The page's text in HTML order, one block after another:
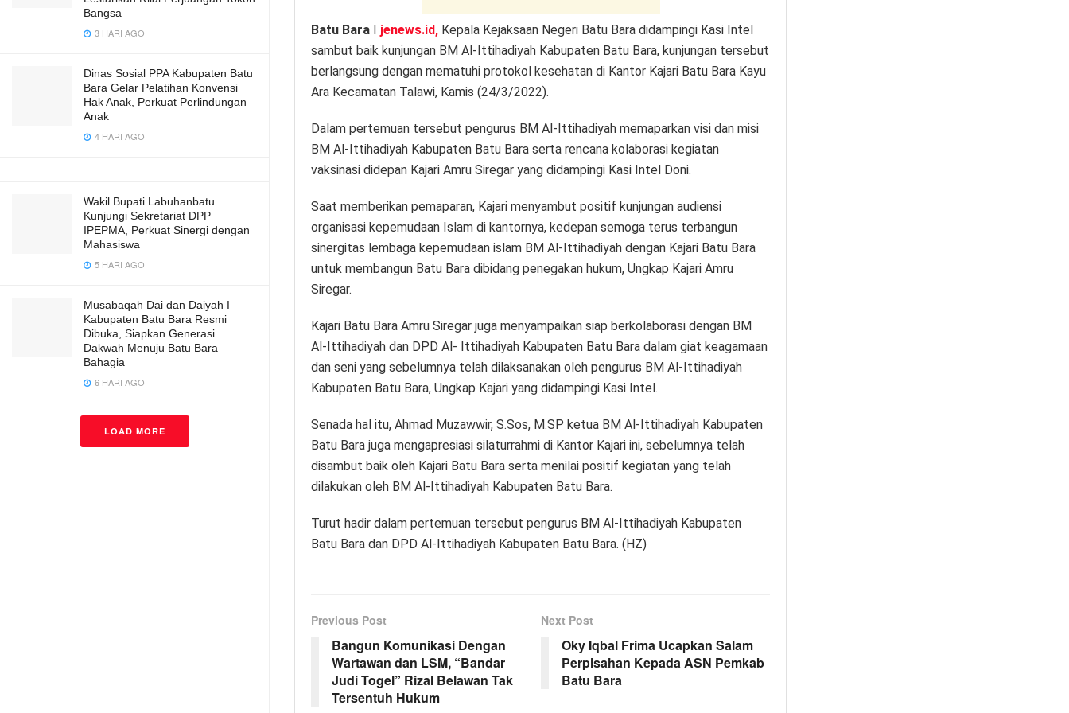
Bangsa
3 HARI AGO
Dinas Sosial PPA Kabupaten Batu
Bara Gelar Pelatihan Konvensi
Hak Anak, Perkuat Perlindungan
Anak
4 HARI AGO
Wakil Bupati Labuhanbatu
Kunjungi Sekretariat DPP
IPEPMA, Perkuat Sinergi dengan
Mahasiswa
5 HARI AGO
Musabaqah Dai dan Daiyah I
Kabupaten Batu Bara Resmi
Dibuka, Siapkan Generasi
Dakwah Menuju Batu Bara
Bahagia
6 HARI AGO
LOAD MORE
Batu Bara I jenews.id, Kepala Kejaksaan Negeri Batu Bara didampingi Kasi Intel
sambut baik kunjungan BM Al-Ittihadiyah Kabupaten Batu Bara, kunjungan tersebut
berlangsung dengan mematuhi protokol kesehatan di Kantor Kajari Batu Bara Kayu
Ara Kecamatan Talawi, Kamis (24/3/2022).
Dalam pertemuan tersebut pengurus BM Al-Ittihadiyah memaparkan visi dan misi
BM Al-Ittihadiyah Kabupaten Batu Bara serta rencana kolaborasi kegiatan
vaksinasi didepan Kajari Amru Siregar yang didampingi Kasi Intel Doni.
Saat memberikan pemaparan, Kajari menyambut positif kunjungan audiensi
organisasi kepemudaan Islam di kantornya, kedepan semoga terus terbangun
sinergitas lembaga kepemudaan islam BM Al-Ittihadiyah dengan Kajari Batu Bara
untuk membangun Batu Bara dibidang penegakan hukum, Ungkap Kajari Amru
Siregar.
Kajari Batu Bara Amru Siregar juga menyampaikan siap berkolaborasi dengan BM
Al-Ittihadiyah dan DPD Al- Ittihadiyah Kabupaten Batu Bara dalam giat keagamaan
dan seni yang sebelumnya telah dilaksanakan oleh pengurus BM Al-Ittihadiyah
Kabupaten Batu Bara, Ungkap Kajari yang didampingi Kasi Intel.
Senada hal itu, Ahmad Muzawwir, S.Sos, M.SP ketua BM Al-Ittihadiyah Kabupaten
Batu Bara juga mengapresiasi silaturrahmi di Kantor Kajari ini, sebelumnya telah
disambut baik oleh Kajari Batu Bara serta menilai positif kegiatan yang telah
dilakukan oleh BM Al-Ittihadiyah Kabupaten Batu Bara.
Turut hadir dalam pertemuan tersebut pengurus BM Al-Ittihadiyah Kabupaten
Batu Bara dan DPD Al-Ittihadiyah Kabupaten Batu Bara. (HZ)
Previous Post
Bangun Komunikasi Dengan
Wartawan dan LSM, “Bandar
Judi Togel” Rizal Belawan Tak
Tersentuh Hukum
Next Post
Oky Iqbal Frima Ucapkan Salam
Perpisahan Kepada ASN Pemkab
Batu Bara